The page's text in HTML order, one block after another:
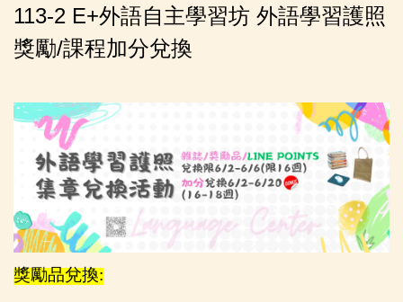
113-2 E+外語自主學習坊 外語學習護照
獎勵/課程加分兌換
獎勵品兌換: